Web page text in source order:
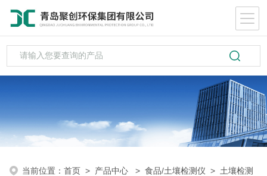
当前位置：首页 > 产品中心 >食品/土壤检测仪 > 土壤检测